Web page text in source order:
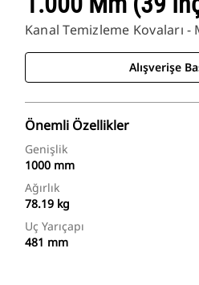
Kanal Temizleme Kovaları
Alışverişe
Önemli Özellikler
Genişlik
1000 mm
Ağırlık
78.19 kg
Uç Yarıçapı
481 mm